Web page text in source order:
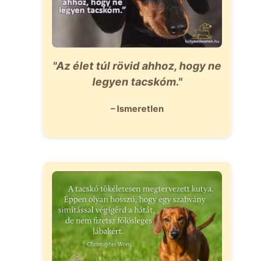
"Az élet túl rövid ahhoz, hogy ne
legyen tacskóm."
– Ismeretlen